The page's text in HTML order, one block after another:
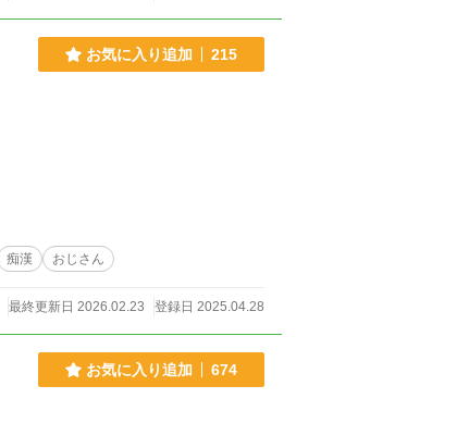
お気に入り追加 215
痴漢 おじさん
最終更新日 2026.02.23 登録日 2025.04.28
お気に入り追加 674